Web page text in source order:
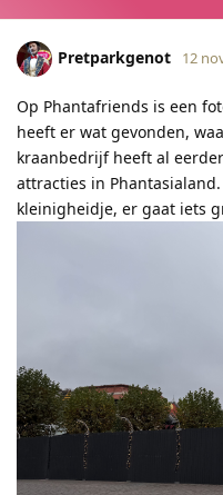
Pretparkgenot 12
Op Phantafriends is een
heeft er wat gevonden,
kraanbedrijf heeft al
attracties in
kleinigheidje, er gaat iets